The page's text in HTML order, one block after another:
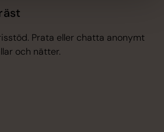
Prata eller chatta anonymt
och nätter.